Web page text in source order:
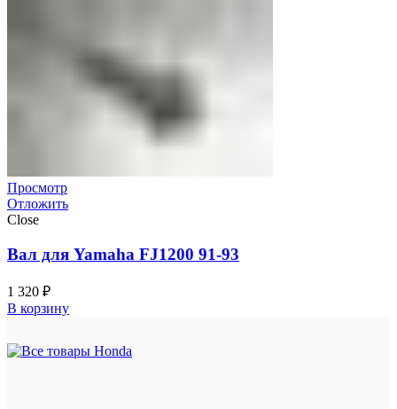
Просмотр
Отложить
Close
Вал для Yamaha FJ1200 91-93
1 320 ₽
В корзину